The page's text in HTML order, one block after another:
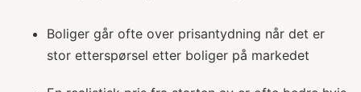
Boliger går ofte over prisantydning når det er
stor etterspørsel etter boliger på markedet